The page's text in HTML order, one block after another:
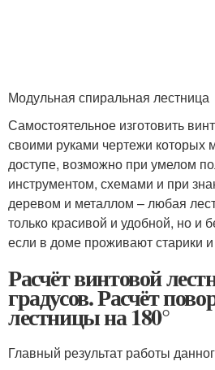
Модульная спиральная лестница
Самостоятельное изготовить
своими руками чертежи
доступе, возможно при умелом
инструментом, схемами и при
деревом и металлом – любая
только красивой и удобной, но и
если в доме проживают старики и
Расчёт винтовой
градусов. Расчёт
лестницы на 180°
Главный результат работы